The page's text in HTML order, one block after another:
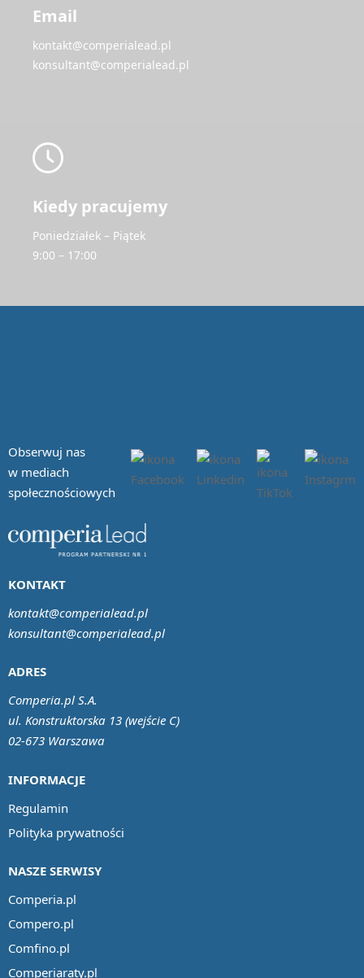
Email
kontakt@comperialead.pl
konsultant@comperialead.pl
Kiedy pracujemy
Poniedziałek – Piątek
9:00 – 17:00
Obserwuj nas
w mediach
społecznościowych
INFORMACJE
Regulamin
Polityka prywatności
NASZE SERWISY
Comperia.pl
Compero.pl
Comfino.pl
Comperiaraty.pl
ADRES
Comperia.pl S.A.
ul. Konstruktorska 13 (wejście C)
02-673 Warszawa
KONTAKT
kontakt@comperialead.pl
konsultant@comperialead.pl